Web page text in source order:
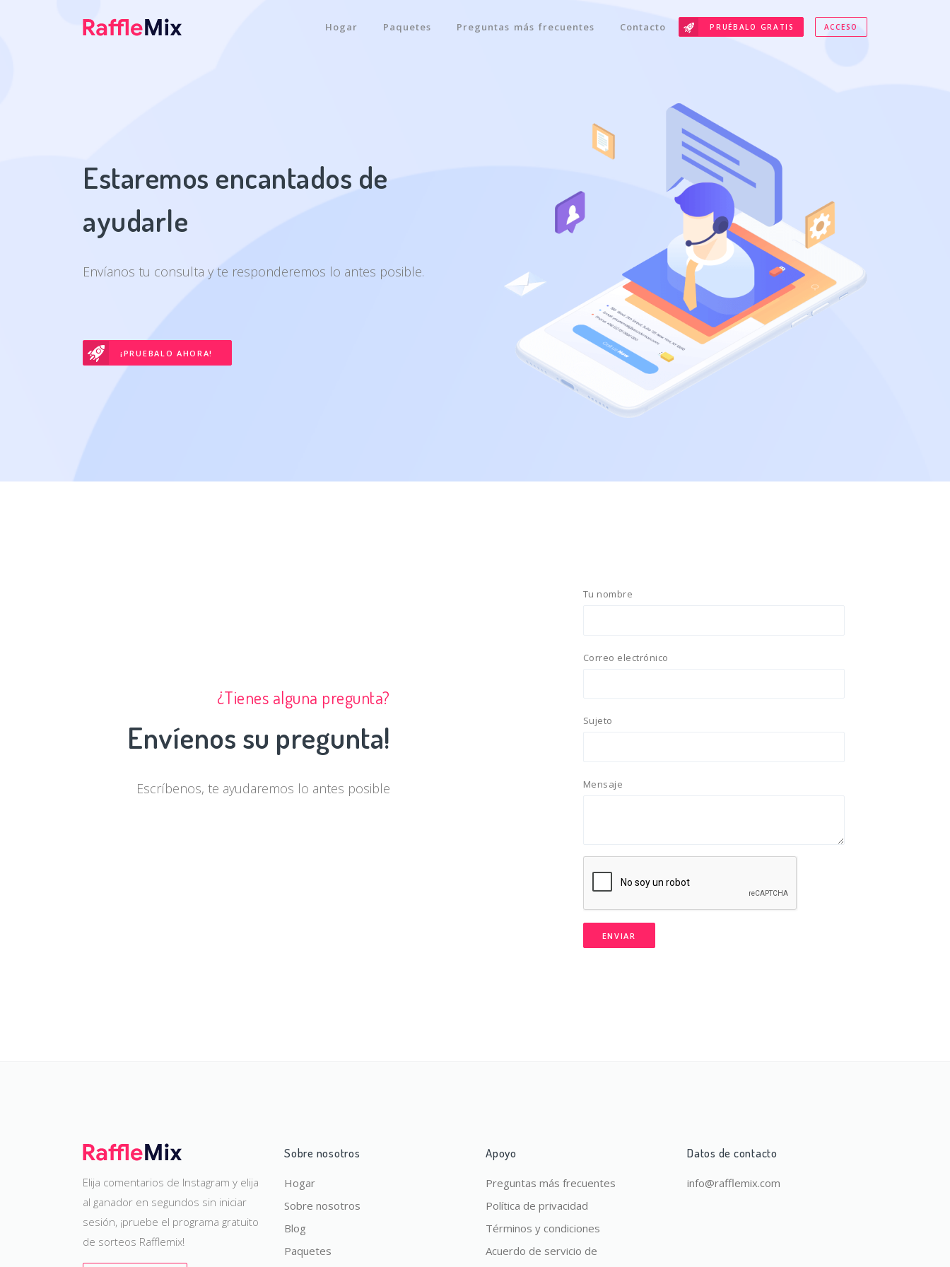
Hogar Paquetes Preguntas más frecuentes Contacto PRUÉBALO GRATIS ACCESO
Estaremos encantados de
ayudarle
Envíanos tu consulta y te responderemos lo antes posible.
¡PRUEBALO AHORA!
¿Tienes alguna pregunta?
Envíenos su pregunta!
Escríbenos, te ayudaremos lo antes posible
Tu nombre
Correo electrónico
Sujeto
Mensaje
ENVIAR
Elija comentarios de Instagram y elija
al ganador en segundos sin iniciar
sesión, ¡pruebe el programa gratuito
de sorteos Rafflemix!
Sobre nosotros
Hogar
Sobre nosotros
Blog
Paquetes
Apoyo
Preguntas más frecuentes
Política de privacidad
Términos y condiciones
Acuerdo de servicio de
Datos de contacto
info@rafflemix.com